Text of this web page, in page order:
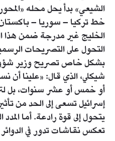
الشيعي» بدأ يحل محله
خط تركيا – سوريا – باكستان
الخليج غير مدرجة ضمن هذا
التحول على التصريحات
بشكل خاص تصريح وزير شؤون
شيكلي، الذي قال: «علينا أن
أو خمس أو عشر سنوات، بل
إسرائيل تسعى إلى الحد من
يتحول إلى قوة رادعة. أما المدد
تعكس نقاشات تدور في الدوائر